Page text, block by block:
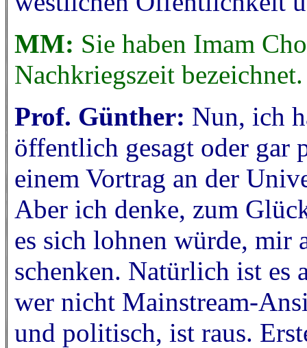
MM: Sie haben Imam
Nachkriegszeit
Prof. Günther: Nun, ich
öffentlich gesagt oder
einem Vortrag an der
Aber ich denke, zum
es sich lohnen würde,
schenken. Natürlich ist es
wer nicht Mainstream-
und politisch, ist raus.